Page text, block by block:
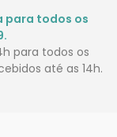
para todos os
para todos os
até as 14h.